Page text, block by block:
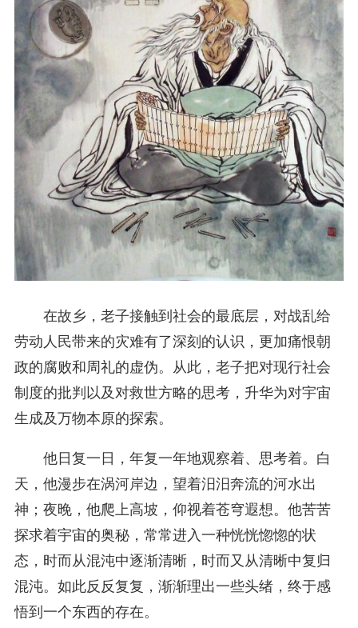
在故乡，老子接触到社会的最底层，对战乱给
劳动人民带来的灾难有了深刻的认识，更加痛恨朝
政的腐败和周礼的虚伪。从此，老子把对现行社会
制度的批判以及对救世方略的思考，升华为对宇宙
生成及万物本原的探索。
他日复一日，年复一年地观察着、思考着。白
天，他漫步在涡河岸边，望着汨汨奔流的河水出
神；夜晚，他爬上高坡，仰视着苍穹遐想。他苦苦
探求着宇宙的奥秘，常常进入一种恍恍惚惚的状
态，时而从混沌中逐渐清晰，时而又从清晰中复归
混沌。如此反反复复，渐渐理出一些头绪，终于感
悟到一个东西的存在。